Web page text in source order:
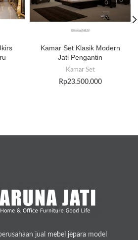
Kamar Set Klasik Modern
Jati Pengantin
Kamar Set
Rp23.500.000
jual mebel jepara model